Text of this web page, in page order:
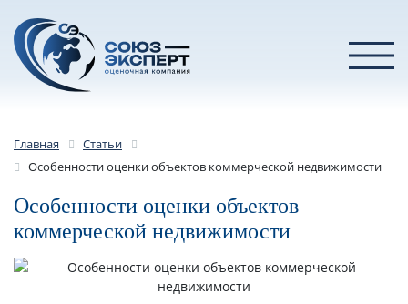
Главная
Статьи
Особенности оценки объектов коммерческой недвижимости
Особенности оценки объектов
коммерческой недвижимости